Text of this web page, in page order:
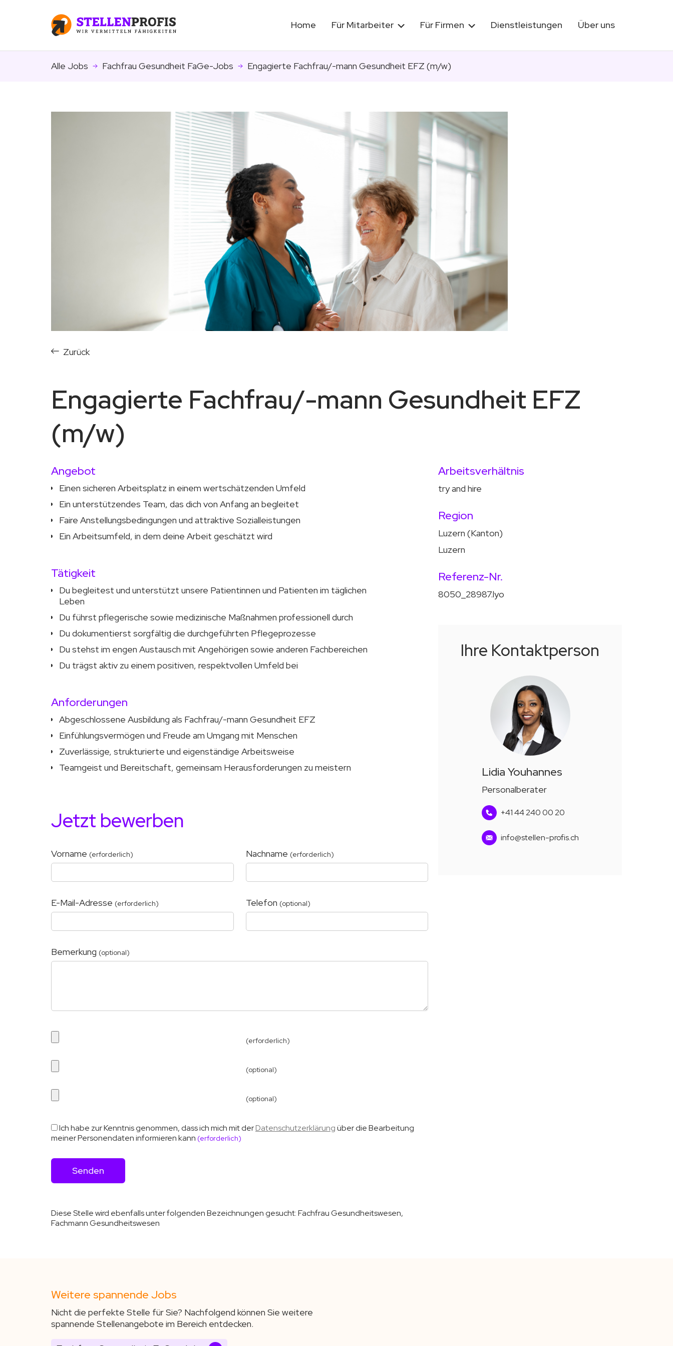
Home Für Mitarbeiter Für Firmen Dienstleistungen Über uns
Alle Jobs Fachfrau Gesundheit FaGe-Jobs Engagierte Fachfrau/-mann Gesundheit EFZ (m/w)
Zurück
Engagierte Fachfrau/-mann Gesundheit EFZ
(m/w)
Angebot
Einen sicheren Arbeitsplatz in einem wertschätzenden Umfeld
Ein unterstützendes Team, das dich von Anfang an begleitet
Faire Anstellungsbedingungen und attraktive Sozialleistungen
Ein Arbeitsumfeld, in dem deine Arbeit geschätzt wird
Tätigkeit
Du begleitest und unterstützt unsere Patientinnen und Patienten im täglichen
Leben
Du führst pflegerische sowie medizinische Maßnahmen professionell durch
Du dokumentierst sorgfältig die durchgeführten Pflegeprozesse
Du stehst im engen Austausch mit Angehörigen sowie anderen Fachbereichen
Du trägst aktiv zu einem positiven, respektvollen Umfeld bei
Anforderungen
Abgeschlossene Ausbildung als Fachfrau/-mann Gesundheit EFZ
Einfühlungsvermögen und Freude am Umgang mit Menschen
Zuverlässige, strukturierte und eigenständige Arbeitsweise
Teamgeist und Bereitschaft, gemeinsam Herausforderungen zu meistern
Jetzt bewerben
Vorname (erforderlich) Nachname (erforderlich)
E-Mail-Adresse (erforderlich) Telefon (optional)
Bemerkung (optional)
(erforderlich)
(optional)
(optional)
Ich habe zur Kenntnis genommen, dass ich mich mit derDatenschutzerklärungüber die Bearbeitung
meiner Personendaten informieren kann (erforderlich)
Diese Stelle wird ebenfalls unter folgenden Bezeichnungen gesucht:Fachfrau Gesundheitswesen,
Fachmann Gesundheitswesen
Arbeitsverhältnis
try and hire
Region
Luzern (Kanton)
Luzern
Referenz-Nr.
8050_28987.lyo
Ihre Kontaktperson
Lidia Youhannes
Personalberater
+41 44 240 00 20
info@stellen-profis.ch
Weitere spannende Jobs
Nicht die perfekte Stelle für Sie? Nachfolgend können Sie weitere
spannende Stellenangebote im Bereich entdecken.